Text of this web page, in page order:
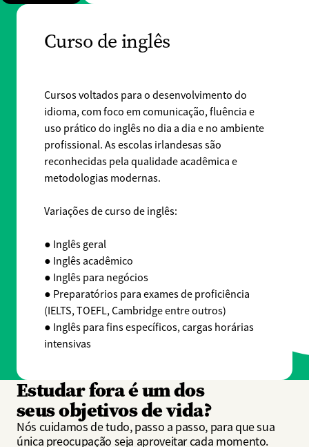
Curso de inglês
Cursos voltados para o desenvolvimento do
idioma, com foco em comunicação, fluência e
uso prático do inglês no dia a dia e no ambiente
profissional. As escolas irlandesas são
reconhecidas pela qualidade acadêmica e
metodologias modernas.
Variações de curso de inglês:
● Inglês geral
● Inglês acadêmico
● Inglês para negócios
● Preparatórios para exames de proficiência
(IELTS, TOEFL, Cambridge entre outros)
● Inglês para fins específicos, cargas horárias
intensivas
Estudar fora é um dos
seus objetivos de vida?
Nós cuidamos de tudo, passo a passo, para que sua
única preocupação seja aproveitar cada momento.